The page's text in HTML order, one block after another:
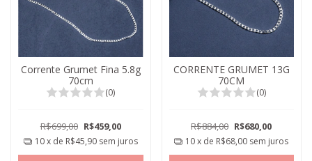
Corrente Grumet Fina 5.8g
70cm
(0)
R$699,00 R$459,00
10x de R$45,90 sem juros
CORRENTE GRUMET 13G
70CM
(0)
R$884,00 R$680,00
10x de R$68,00 sem juros